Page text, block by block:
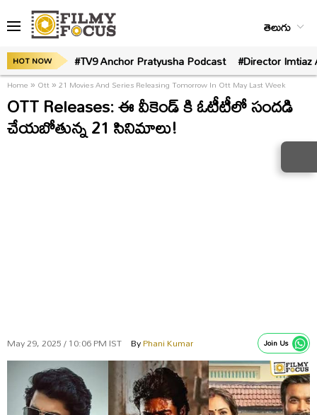
తెలుగు
HOT NOW #TV9 Anchor Pratyusha Podcast #Director
Home» Ott»21 Movies And Series Releasing Tomorrow In Ott May Last Week
OTT Releases: ఈ వీకెండ్ కి ఓటీటీలో సందడి
చేయబోతున్న 21 సినిమాలు!
May 29, 2025 / 10:06 PM IST ByPhani Kumar Join Us